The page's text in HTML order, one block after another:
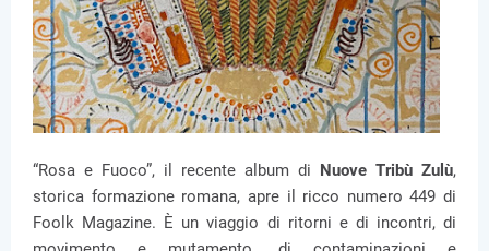
“Rosa e Fuoco”, il recente album di Nuove Tribù Zulù,
storica formazione romana, apre il ricco numero 449 di
Foolk Magazine. È un viaggio di ritorni e di incontri, di